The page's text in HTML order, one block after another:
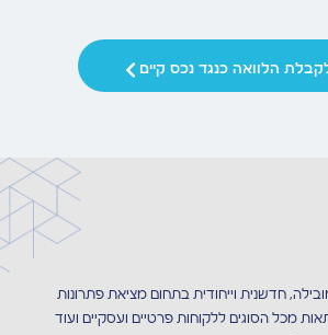
הלוואה כנגד נכס קיים
חדשנית וייחודית בתחום מציאת פתרונות
מכל הסוגים ללקוחות פרטיים ועסקיים ועוד